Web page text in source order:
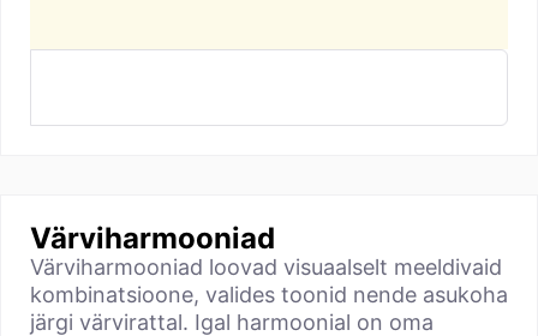
Värviharmooniad
Värviharmooniad loovad visuaalselt meeldivaid
kombinatsioone, valides toonid nende asukoha
järgi värvirattal. Igal harmoonial on oma